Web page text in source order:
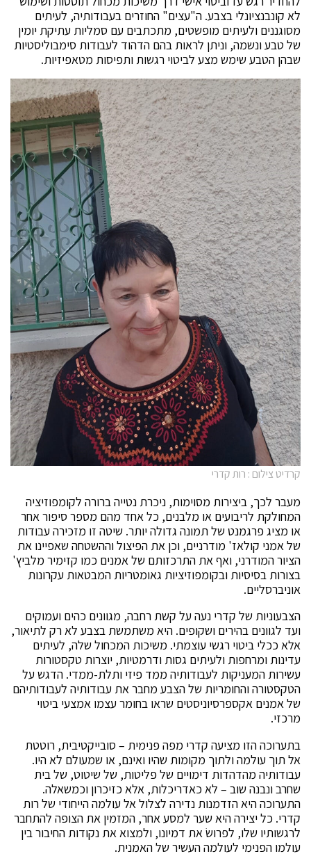
לא קונבנציונלי בצבע. ה"עצים" החוזרים בעבודותיה, לעיתים
מסוגננים ולעיתים מופשטים, מתכתבים עם סמליות עתיקת יומין
של טבע ונשמה, וניתן לראות בהם הדהוד לעבודות סימבוליסטיות
שבהן הטבע שימש מצע לביטוי רגשות ותפיסות מטאפיזיות.
קרדיט צילום : רות קדרי
מעבר לכך, ביצירות מסוימות, ניכרת נטייה ברורה לקומפוזיציה
המחולקת לריבועים או מלבנים, כל אחד מהם מספר סיפור אחר
או מציג פרגמנט של תמונה גדולה יותר. שיטה זו מזכירה עבודות
של אמני קולאז' מודרניים, וכן את הפיצול וההשטחה שאפיינו את
הציור המודרני, ואף את התרכזותם של אמנים כמו קזימיר מלביץ'
בצורות בסיסיות ובקומפוזיציות גאומטריות המבטאות עקרונות
אוניברסליים.
הצבעוניות של קדרי נעה על קשת רחבה, מגוונים כהים ועמוקים
ועד לגוונים בהירים ושקופים. היא משתמשת בצבע לא רק לתיאור,
אלא ככלי ביטוי רגשי עוצמתי. משיכות המכחול שלה, לעיתים
עדינות ומרחפות ולעיתים גסות ודרמטיות, יוצרות טקסטורות
עשירות המעניקות לעבודותיה ממד פיזי ותלת-ממדי. הדגש על
הטקסטורה והחומריות של הצבע מחבר את עבודותיה לעבודותיהם
של אמנים אקספרסיוניסטים שראו בחומר עצמו אמצעי ביטוי
מרכזי.
בתערוכה הזו מציעה קדרי מפה פנימית – סובייקטיבית, רוטטת
אל תוך עולמה ולתוך מקומות שהיו ואינם, או שמעולם לא היו.
עבודותיה מהדהדות דימויים של פליטות, של שיטוט, של בית
שחרב ונבנה שוב – לא כאדריכלות, אלא כזיכרון וכמשאלה.
התערוכה היא הזדמנות נדירה לצלול אל עולמה הייחודי של רות
קדרי. כל יצירה היא שער למסע אחר, המזמין את הצופה להתחבר
לרגשותיו שלו, לפרושׂ את דמיונו, ולמצוא את נקודות החיבור בין
עולמו הפנימי לעולמה העשיר של האמנית.